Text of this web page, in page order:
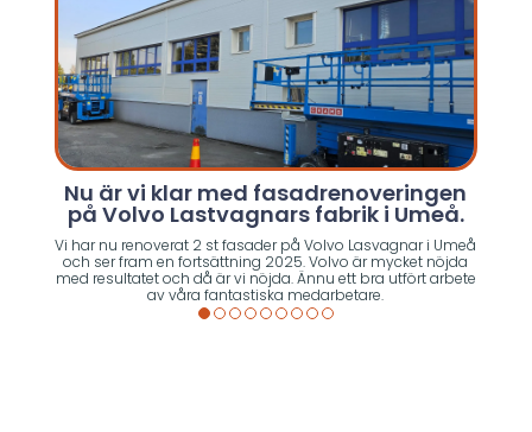
Nu är vi klar med fasadrenoveringen
på Volvo Lastvagnars fabrik i Umeå.
Vi har nu renoverat 2 st fasader på Volvo Lasvagnar i Umeå
och ser fram en fortsättning 2025. Volvo är mycket nöjda
med resultatet och då är vi nöjda. Ännu ett bra utfört arbete
av våra fantastiska medarbetare.